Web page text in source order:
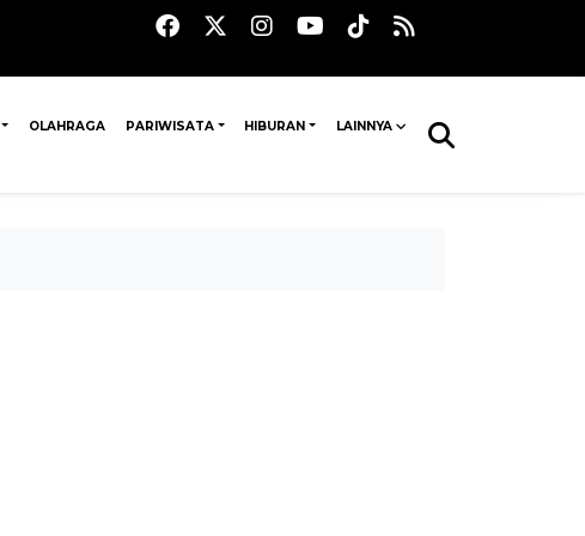
OLAHRAGA PARIWISATA HIBURAN LAINNYA